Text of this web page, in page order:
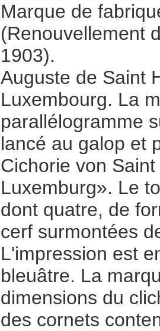
Marque de
(Renouvellement
1903).
Auguste de Saint
Luxembourg. La
parallélogramme
lancé au galop et
Cichorie von
Luxemburg». Le
dont quatre, de
cerf surmontées
L'impression est
bleuâtre. La
dimensions du
des cornets